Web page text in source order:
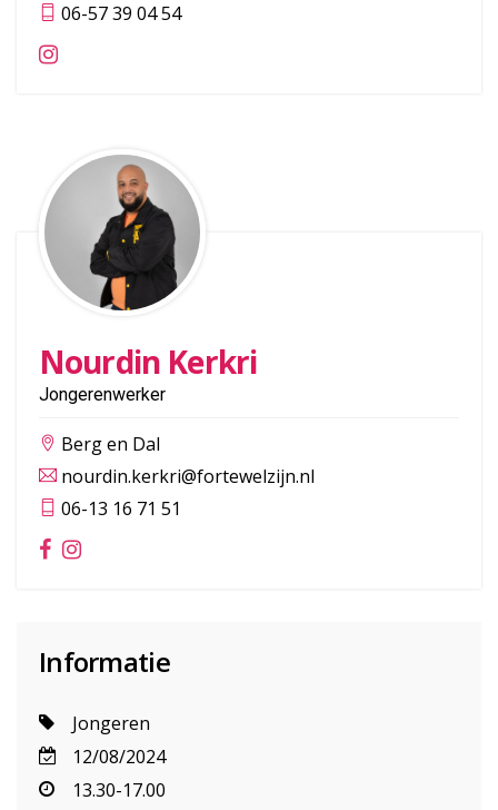
06-57 39 04 54
Nourdin Kerkri
Jongerenwerker
Berg en Dal
nourdin.kerkri@fortewelzijn.nl
06-13 16 71 51
Informatie
Jongeren
12/08/2024
13.30-17.00